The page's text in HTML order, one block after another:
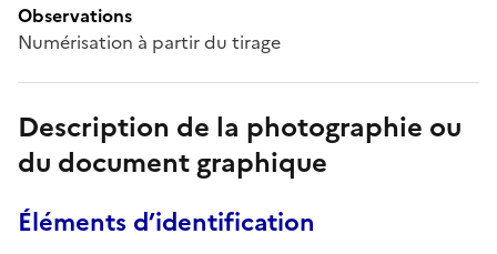
Observations
Numérisation à partir du tirage
Description de la photographie ou
du document graphique
Éléments d’identification